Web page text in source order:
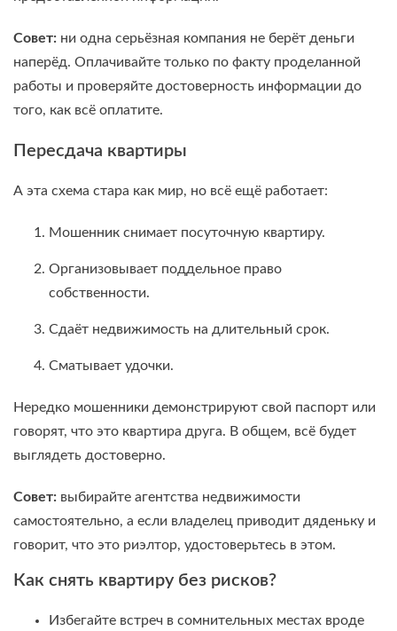
Совет: ни одна серьёзная компания не берёт деньги
наперёд. Оплачивайте только по факту проделанной
работы и проверяйте достоверность информации до
того, как всё оплатите.
Пересдача квартиры
А эта схема стара как мир, но всё ещё работает:
Мошенник снимает посуточную квартиру.
Организовывает поддельное право
собственности.
Сдаёт недвижимость на длительный срок.
Сматывает удочки.
Нередко мошенники демонстрируют свой паспорт или
говорят, что это квартира друга. В общем, всё будет
выглядеть достоверно.
Совет: выбирайте агентства недвижимости
самостоятельно, а если владелец приводит дяденьку и
говорит, что это риэлтор, удостоверьтесь в этом.
Как снять квартиру без рисков?
Избегайте встреч в сомнительных местах вроде